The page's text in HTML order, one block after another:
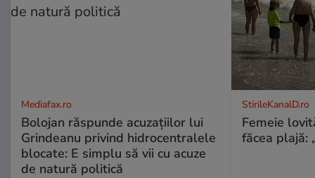
Mediafax.ro
Bolojan răspunde acuzațiilor lui
Grindeanu privind hidrocentralele
blocate: E simplu să vii cu acuze
de natură politică
StirileKanalD.ro
Femeie
făcea plajă: